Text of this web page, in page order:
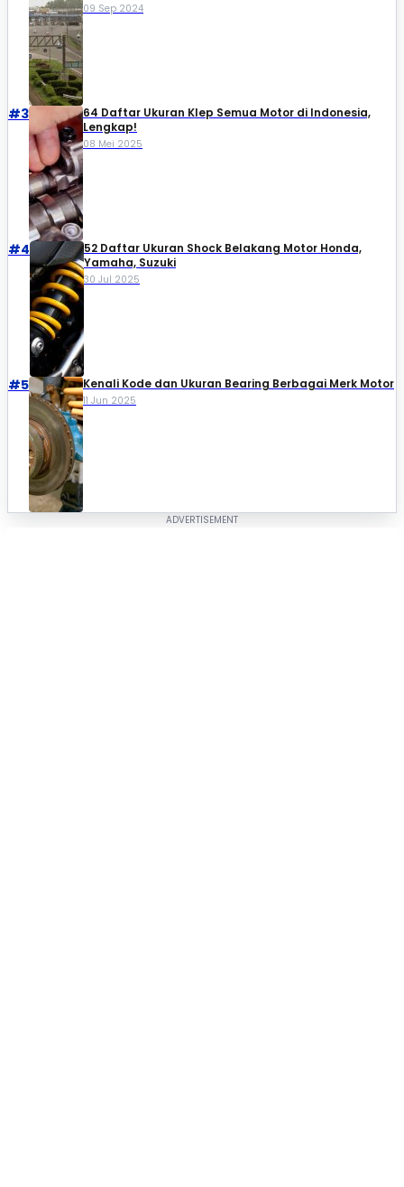
09 Sep 2024
#3
64 Daftar Ukuran Klep Semua Motor di Indonesia,
Lengkap!
08 Mei 2025
#4
52 Daftar Ukuran Shock Belakang Motor Honda,
Yamaha, Suzuki​
30 Jul 2025
#5 Kenali Kode dan Ukuran Bearing Berbagai Merk Motor
11 Jun 2025